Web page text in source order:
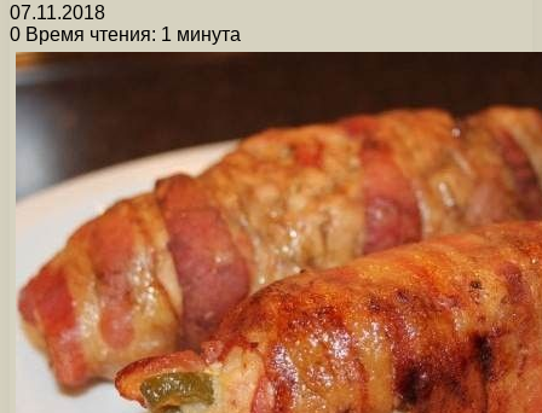
07.11.2018
0 Время чтения: 1 минута